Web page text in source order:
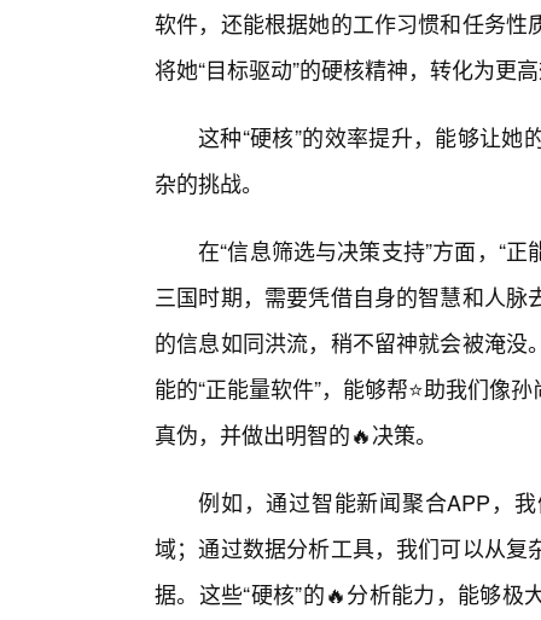
软件，还能根据她的工作习惯和任务
将她“目标驱动”的硬核精神，转化为更
这种“硬核”的效率提升，能够让
杂的挑战。
在“信息筛选与决策支持”方面，“
三国时期，需要凭借自身的智慧和人
的信息如同洪流，稍不留神就会被淹
能的“正能量软件”，能够帮⭐助我们像
真伪，并做出明智的🔥决策。
例如，通过智能新闻聚合APP，
域；通过数据分析工具，我们可以从
据。这些“硬核”的🔥分析能力，能够